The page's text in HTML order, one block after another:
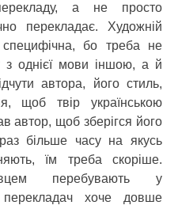
а не просто
перекладає. Художній
бо треба не
з однієї мови іншою, а й
автора, його стиль,
щоб твір українською
автор, щоб зберігся його
більше часу на якусь
їм треба скоріше.
перебувають у
перекладач хоче довше